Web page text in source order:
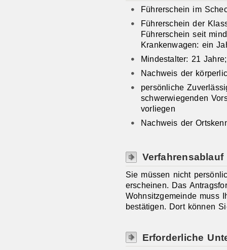
Führerschein im
Führerschein der
Führerschein seit
Krankenwagen: ein
Mindestalter: 21
Nachweis der
persönliche
schwerwiegenden
vorliegen
Nachweis der
Verfahrensablauf
Sie müssen nicht
erscheinen. Das
Wohnsitzgemeinde muss
bestätigen. Dort können
Erforderliche